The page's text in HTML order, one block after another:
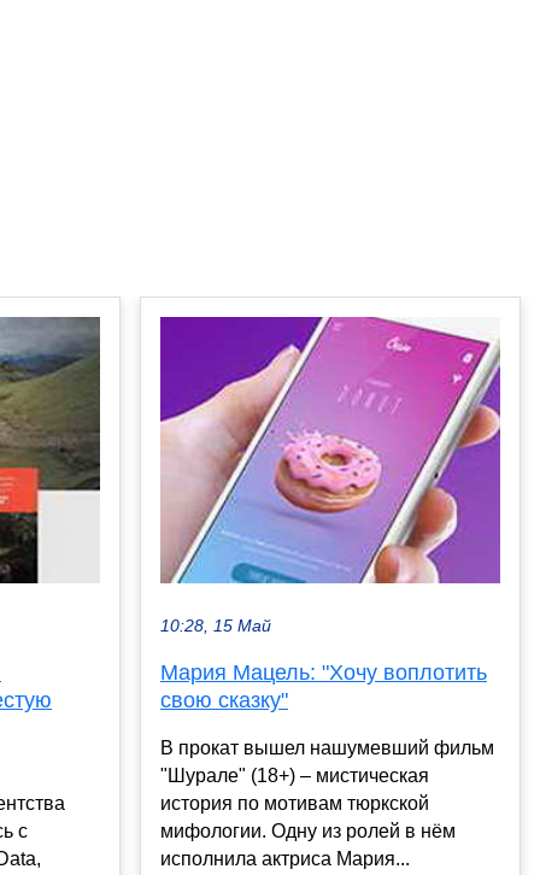
с
10:28, 15 Май
Мария Мацель: "Хочу воплотить
свою сказку"
В прокат вышел нашумевший фильм
"Шурале" (18+) – мистическая
история по мотивам тюркской
мифологии. Одну из ролей в нём
исполнила актриса Мария...